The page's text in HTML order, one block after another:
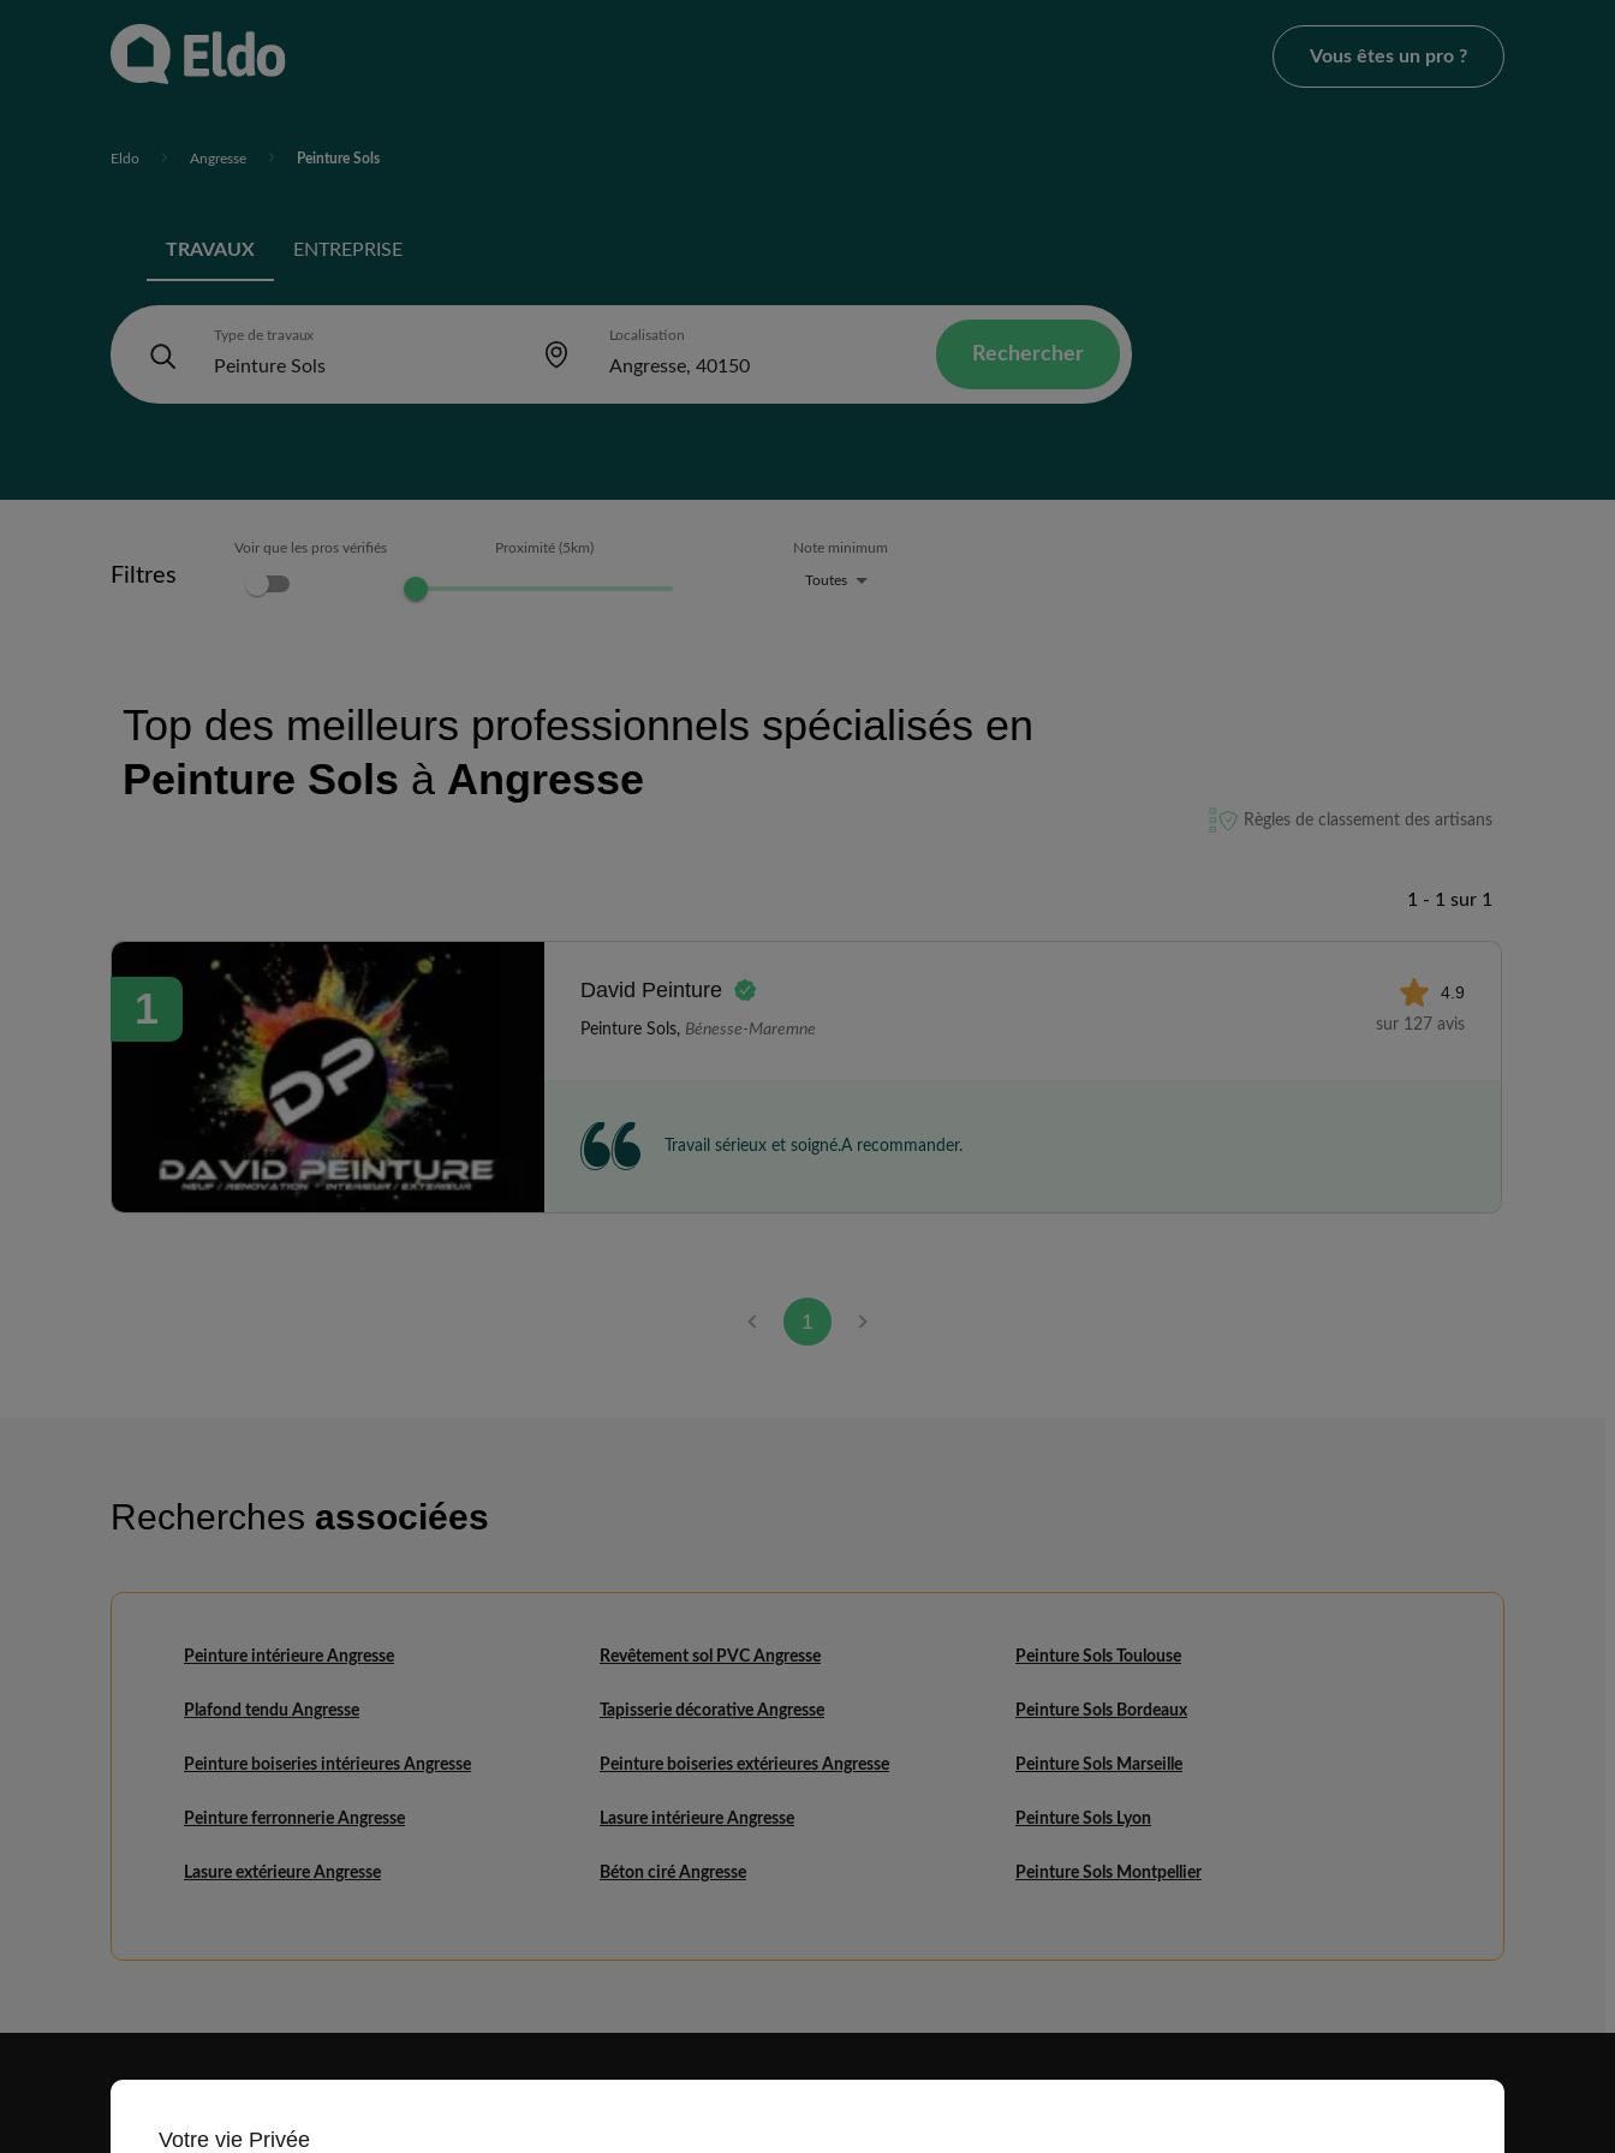
Vous êtes un pro ?
Eldo Angresse Peinture Sols
TRAVAUX ENTREPRISE
Type de travaux Localisation
Rechercher
Filtres
Voir que les pros vérifiés Proximité (5 km) Note minimum
Toutes
Top des meilleurs professionnels spécialisés en
Peinture Sols à Angresse
Règles de classement des artisans
1 - 1 sur 1
1 David Peinture
Peinture Sols, Bénesse-Maremne
4.9
sur 127 avis
Travail sérieux et soigné.A recommander.
1
Recherches associées
Peinture intérieure Angresse Revêtement sol PVC Angresse
Plafond tendu Angresse Tapisserie décorative Angresse
Peinture boiseries intérieures Angresse Peinture boiseries extérieures Angresse
Peinture ferronnerie Angresse Lasure intérieure Angresse
Lasure extérieure Angresse Béton ciré Angresse
Peinture Sols Toulouse
Peinture Sols Bordeaux
Peinture Sols Marseille
Peinture Sols Lyon
Peinture Sols Montpellier
Votre vie Privée